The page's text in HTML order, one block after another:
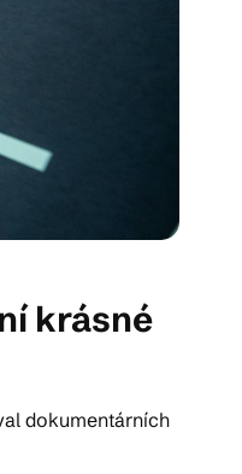
krásné
dokumentárních